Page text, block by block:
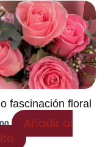
fascinación floral
Añadir al